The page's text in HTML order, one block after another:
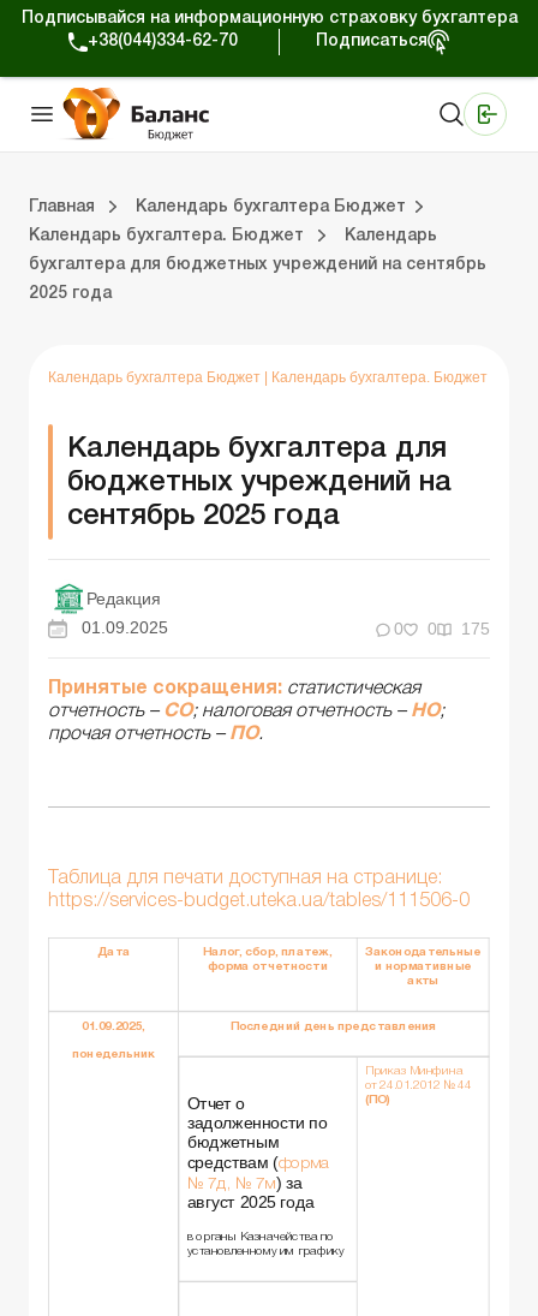
Подписывайся на информационную страховку бухгалтера
+38(044)334-62-70
Подписаться
Главная
Календарь бухгалтера Бюджет
Календарь бухгалтера. Бюджет
Календарь
бухгалтера для бюджетных учреждений на сентябрь
2025 года
Календарь бухгалтера Бюджет Календарь бухгалтера. Бюджет
Календарь бухгалтера для
бюджетных учреждений на
сентябрь 2025 года
Редакция
01.09.2025
0 0 175
Принятые сокращения: статистическая
отчетность – СО; налоговая отчетность – НО;
прочая отчетность – ПО.
Таблица для печати доступная на странице:
https://services-budget.uteka.ua/tables/111506-0
Дата
Налог, сбор, платеж,
форма отчетности
Законодательные
и нормативные
акты
01.09.2025,
понедельник
Последний день представления
Отчет о
задолженности по
бюджетным
средствам (форма
№ 7д, № 7м) за
август 2025 года
в органы Казначейства по
установленному им графику
Приказ Минфина
от 24.01.2012 № 44
(ПО)